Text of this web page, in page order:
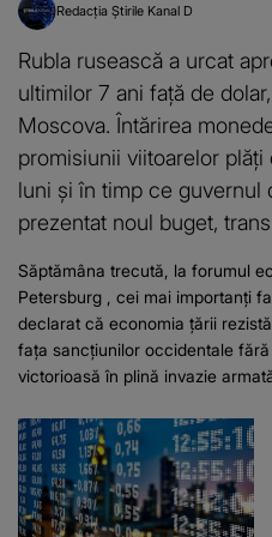
Redacția Știrile Kanal D
Rubla rusească a urcat
ultimilor 7 ani faţă de
Moscova. Întărirea
promisiunii viitoarelor
luni și în timp ce guvernul
prezentat noul buget,
Săptămâna trecută, la forumul
Petersburg , cei mai importanți
declarat că economia țării
fața sancțiunilor occidentale
victorioasă în plină invazie